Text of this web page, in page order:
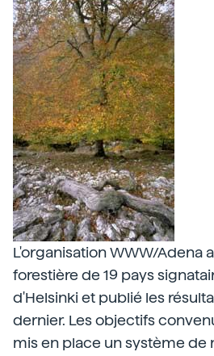
L'organisation WWW/Adena
forestière de 19 pays
d'Helsinki et publié les
dernier. Les objectifs
mis en place un système de